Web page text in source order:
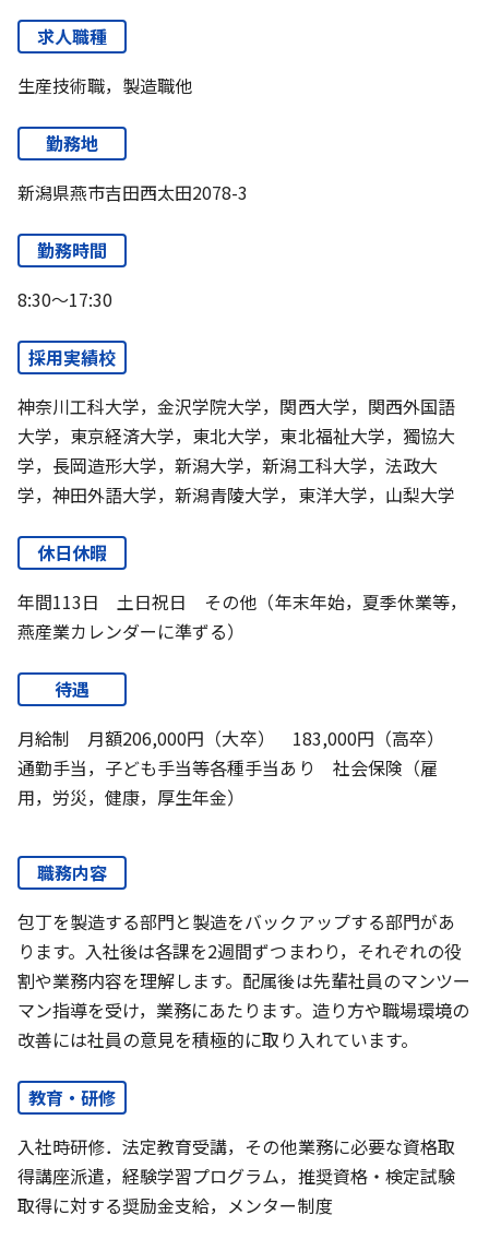
求人職種
生産技術職，製造職他
勤務地
新潟県燕市吉田西太田2078-3
勤務時間
8:30～17:30
採用実績校
神奈川工科大学，金沢学院大学，関西大学，関西外国語
大学，東京経済大学，東北大学，東北福祉大学，獨協大
学，長岡造形大学，新潟大学，新潟工科大学，法政大
学，神田外語大学，新潟青陵大学，東洋大学，山梨大学
休日休暇
年間113日 土日祝日 その他（年末年始，夏季休業等，
燕産業カレンダーに準ずる）
待遇
月給制 月額206,000円（大卒） 183,000円（高卒）
通勤手当，子ども手当等各種手当あり 社会保険（雇
用，労災，健康，厚生年金）
職務内容
包丁を製造する部門と製造をバックアップする部門があ
ります。入社後は各課を2週間ずつまわり，それぞれの役
割や業務内容を理解します。配属後は先輩社員のマンツー
マン指導を受け，業務にあたります。造り方や職場環境の
改善には社員の意見を積極的に取り入れています。
教育・研修
入社時研修．法定教育受講，その他業務に必要な資格取
得講座派遣，経験学習プログラム，推奨資格・検定試験
取得に対する奨励金支給，メンター制度